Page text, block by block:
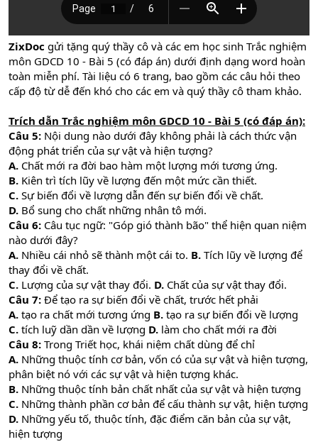
ZixDoc gửi tặng quý thầy cô và các em học sinh Trắc nghiệm
môn GDCD 10 - Bài 5 (có đáp án) dưới định dạng word hoàn
toàn miễn phí. Tài liệu có 6 trang, bao gồm các câu hỏi theo
cấp độ từ dễ đến khó cho các em và quý thầy cô tham khảo.
Trích dẫn Trắc nghiệm môn GDCD 10 - Bài 5 (có đáp án):
Câu 5: Nội dung nào dưới đây không phải là cách thức vận
động phát triển của sự vật và hiện tượng?
A. Chất mới ra đời bao hàm một lượng mới tương ứng.
B. Kiên trì tích lũy về lượng đến một mức cần thiết.
C. Sự biến đổi về lượng dẫn đến sự biến đổi về chất.
D. Bổ sung cho chất những nhân tô mới.
Câu 6: Câu tục ngữ: "Góp gió thành bão" thể hiện quan niệm
nào dưới đây?
A. Nhiều cái nhỏ sẽ thành một cái to. B. Tích lũy về lượng để
thay đổi về chất.
C. Lượng của sự vật thay đổi. D. Chất của sự vật thay đổi.
Câu 7: Để tạo ra sự biến đổi về chất, trước hết phải
A. tạo ra chất mới tương ứng B. tạo ra sự biến đổi về lượng
C. tích luỹ dần dần về lượng D. làm cho chất mới ra đời
Câu 8: Trong Triết học, khái niệm chất dùng để chỉ
A. Những thuộc tính cơ bản, vốn có của sự vật và hiện tượng,
phân biệt nó với các sự vật và hiện tượng khác.
B. Những thuộc tính bản chất nhất của sự vật và hiện tượng
C. Những thành phần cơ bản để cấu thành sự vật, hiện tượng
D. Những yếu tố, thuộc tính, đặc điểm căn bản của sự vật,
hiện tượng